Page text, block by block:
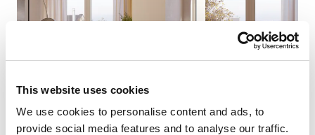
This website uses cookies
We use cookies to personalise content and ads, to
provide social media features and to analyse our traffic.